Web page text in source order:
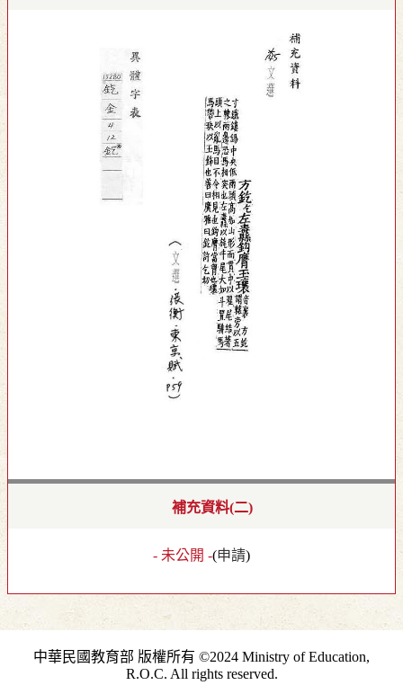
補充資料(二)
- 未公開 -(申請)
中華民國教育部 版權所有 ©2024 Ministry of Education,
R.O.C. All rights reserved.